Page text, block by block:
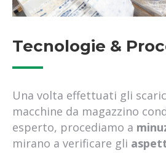
logistica aprilia
logistica fiumicino
corriere espresso roma sud
corriere espresso santa palomba
corriere espresso castelli romani
corriere espresso ardea
Tecnologie &
Una volta effettuati gli
macchine da magazzino
esperto, procediamo a
mirano a verificare gli